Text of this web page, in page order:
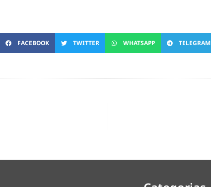
FACEBOOK TWITTER WHATSAPP TELEGRAM